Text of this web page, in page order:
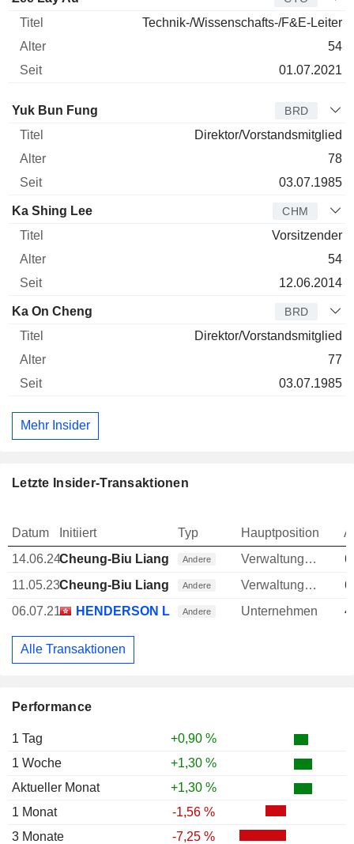
Performance
1 Tag
+0,90 %
1 Woche
+1,30 %
Aktueller Monat
+1,30 %
1 Monat
-1,56 %
3 Monate
-7,25 %
Technik-/Wissenschafts-/F&E-Leiter
54
01.07.2021
Verwaltungsratsmitglied
Yuk Bun Fung BRD
Direktor/Vorstandsmitglied
78
03.07.1985
Ka Shing Lee CHM
Vorsitzender
54
12.06.2014
Ka On Cheng BRD
Direktor/Vorstandsmitglied
77
03.07.1985
Mehr Insider
Letzte Insider-Transaktionen
Datum Initiiert Typ Hauptposition
14.06.24Cheung-Biu Liang Andere Verwaltungsratsmitglied
11.05.23Cheung-Biu Liang Andere Verwaltungsratsmitglied
06.07.21
HENDERSON LAND DEVELOPMENT CO.
Andere Unternehmen
Alle Transaktionen